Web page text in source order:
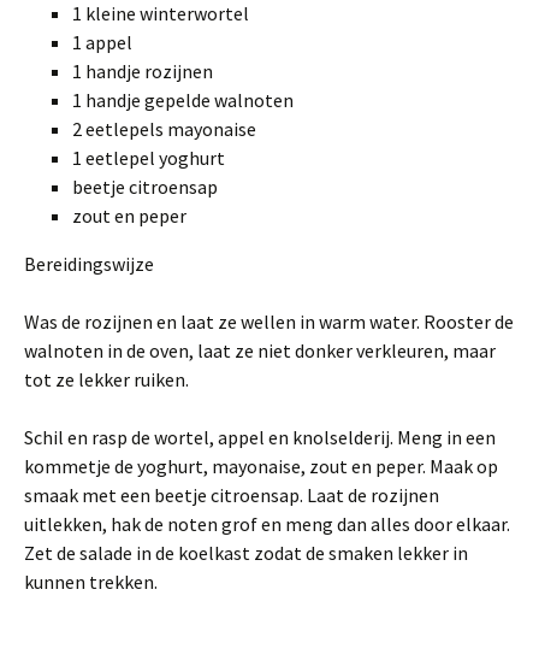
1 kleine winterwortel
1 appel
1 handje rozijnen
1 handje gepelde walnoten
2 eetlepels mayonaise
1 eetlepel yoghurt
beetje citroensap
zout en peper
Bereidingswijze
Was de rozijnen en laat ze wellen in warm water. Rooster de
walnoten in de oven, laat ze niet donker verkleuren, maar
tot ze lekker ruiken.
Schil en rasp de wortel, appel en knolselderij. Meng in een
kommetje de yoghurt, mayonaise, zout en peper. Maak op
smaak met een beetje citroensap. Laat de rozijnen
uitlekken, hak de noten grof en meng dan alles door elkaar.
Zet de salade in de koelkast zodat de smaken lekker in
kunnen trekken.